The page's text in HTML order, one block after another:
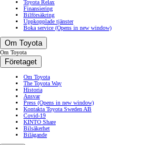
Toyota Relax
Finansiering
Bilförsäkring
Uppkopplade tjänster
Boka service (Opens in new window)
Om Toyota
Om Toyota
Företaget
Om Toyota
The Toyota Way
Historia
Ansvar
Press (Opens in new window)
Kontakta Toyota Sweden AB
Covid-19
KINTO Share
Bilsäkerhet
Bilägande